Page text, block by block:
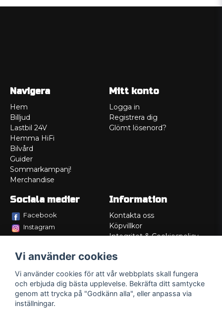
Navigera
Hem
Billjud
Lastbil 24V
Hemma HiFi
Bilvård
Guider
Sommarkampanj!
Merchandise
Mitt konto
Logga in
Registrera dig
Glömt lösenord?
Sociala medier
Facebook
Instagram
Information
Kontakta oss
Köpvillkor
Integritet & Cookiespolicy
Service/Garanti
Lådritning
Om oss
Vi använder cookies
Vi använder cookies för att vår webbplats skall fungera
och erbjuda dig bästa upplevelse. Bekräfta ditt samtycke
genom att trycka på "Godkänn alla", eller anpassa via
inställningar.